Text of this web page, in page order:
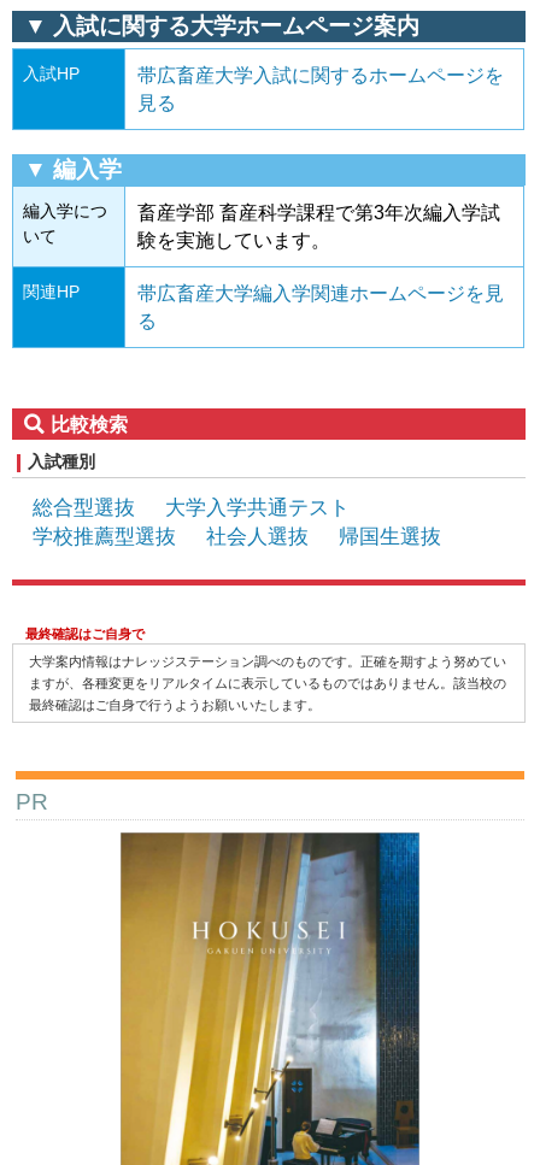
▼ 入試に関する大学ホームページ案内
入試HP
帯広畜産大学入試に関するホームページを
見る
▼ 編入学
編入学につ
いて
畜産学部 畜産科学課程で第3年次編入学試
験を実施しています。
関連HP
帯広畜産大学編入学関連ホームページを見
る
比較検索
入試種別
総合型選抜
大学入学共通テスト
学校推薦型選抜
社会人選抜 帰国生選抜
最終確認はご自身で
大学案内情報はナレッジステーション調べのものです。正確を期すよう努めてい
ますが、各種変更をリアルタイムに表示しているものではありません。該当校の
最終確認はご自身で行うようお願いいたします。
PR